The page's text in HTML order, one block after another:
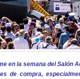
en la semana del Salón
de compra,